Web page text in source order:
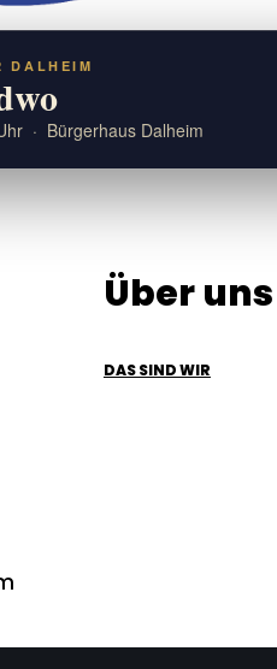
DALHEIM
· Bürgerhaus Dalheim
Über uns
DAS SIND WIR